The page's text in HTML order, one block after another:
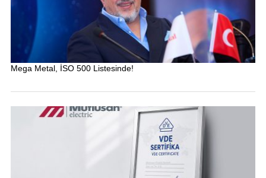
Mega Metal, İSO 500 Listesinde!